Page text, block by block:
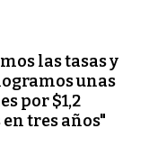
las tasas y
unas
por $1,2
tres años"